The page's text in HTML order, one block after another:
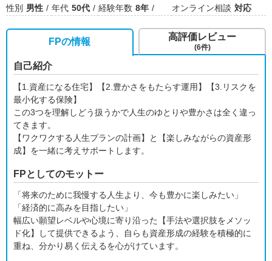
性別 男性 年代 50代 経験年数 8年 オンライン相談 対応
FPの情報
自己紹介
【1.資産になる住宅】【2.豊かさをもたらす運用】【3.リスクを
最小化する保険】
この3つを理解しどう扱うかで人生のゆとりや豊かさは全く違っ
てきます。
【ワクワクする人生プランの計画】と【楽しみながらの資産形
成】を一緒に考えサポートします。
FPとしてのモットー
「将来のために我慢する人生より、今も豊かに楽しみたい」
「経済的に高みを目指したい」
幅広い願望レベルや心境に寄り沿った【手法や選択肢をメソッ
ド化】して提供できるよう、自らも資産形成の経験を積極的に
重ね、分かり易く伝えるを心がけています。
高評価レビュー
(6件)